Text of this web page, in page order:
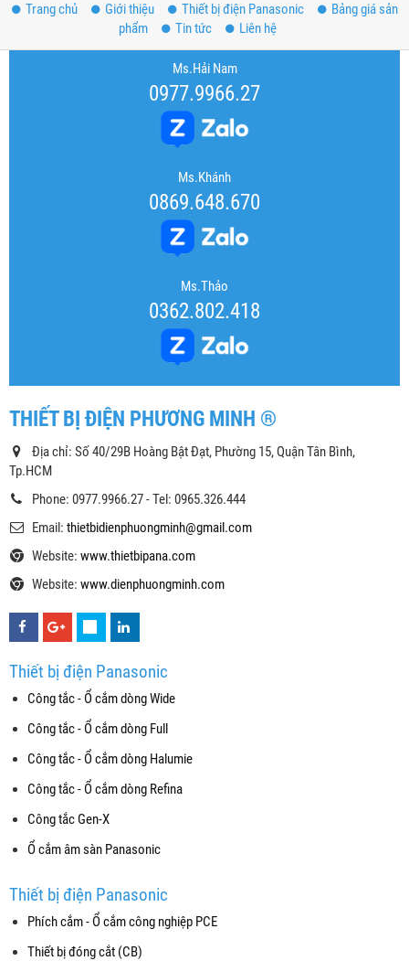
Trang chủ Giới thiệu Thiết bị điện Panasonic
Bảng giá sản
phẩm
Tin tức Liên hệ
Ms.Hải Nam
0977.9966.27
Ms.Khánh
0869.648.670
Ms.Thảo
0362.802.418
THIẾT BỊ ĐIỆN PHƯƠNG MINH ®
Địa chỉ: Số 40/29B Hoàng Bật Đạt, Phường 15, Quận Tân Bình,
Tp.HCM
Phone: 0977.9966.27 - Tel: 0965.326.444
Email: thietbidienphuongminh@gmail.com
Website: www.thietbipana.com
Website: www.dienphuongminh.com
Thiết bị điện Panasonic
Công tắc - Ổ cắm dòng Wide
Công tắc - Ổ cắm dòng Full
Công tắc - Ổ cắm dòng Halumie
Công tắc - Ổ cắm dòng Refina
Công tắc Gen-X
Ổ cắm âm sàn Panasonic
Thiết bị điện Panasonic
Phích cắm - Ổ cắm công nghiệp PCE
Thiết bị đóng cắt (CB)